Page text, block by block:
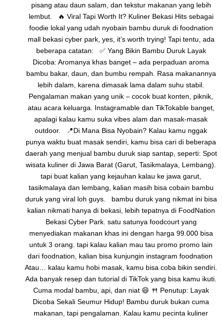
pisang atau daun salam, dan tekstur makanan yang lebih
lembut. 🔥 Viral Tapi Worth It? Kuliner Bekasi Hits sebagai
foodie lokal yang udah nyobain bambu duruk di foodnation
mall bekasi cyber park, yes, it’s worth trying! Tapi tentu, ada
beberapa catatan: ✅ Yang Bikin Bambu Duruk Layak
Dicoba: Aromanya khas banget – ada perpaduan aroma
bambu bakar, daun, dan bumbu rempah. Rasa makanannya
lebih dalam, karena dimasak lama dalam suhu stabil.
Pengalaman makan yang unik – cocok buat konten, piknik,
atau acara keluarga. Instagramable dan TikTokable banget,
apalagi kalau kamu suka vibes alam dan masak-masak
outdoor. 📍Di Mana Bisa Nyobain? Kalau kamu nggak
punya waktu buat masak sendiri, kamu bisa cari di beberapa
daerah yang menjual bambu duruk siap santap, seperti: Spot
wisata kuliner di Jawa Barat (Garut, Tasikmalaya, Lembang).
tapi buat kalian yang kejauhan kalau ke jawa garut,
tasikmalaya dan lembang, kalian masih bisa cobain bambu
duruk yang viral loh guys. bambu duruk yang nikmat ini bisa
kalian nikmati hanya di bekasi, lebih tepatnya di FoodNation
Bekasi Cyber Park. satu satunya foodcourt yang
menyediakan makanan khas ini dengan harga 99.000 bisa
untuk 3 orang. tapi kalau kalian mau tau promo promo lain
dari foodnation, kalian bisa kunjungin instagram foodnation
Atau… kalau kamu hobi masak, kamu bisa coba bikin sendiri.
Ada banyak resep dan tutorial di TikTok yang bisa kamu ikuti.
Cuma modal bambu, api, dan niat 😄 🍴 Penutup: Layak
Dicoba Sekali Seumur Hidup! Bambu duruk bukan cuma
makanan, tapi pengalaman. Kalau kamu pecinta kuliner